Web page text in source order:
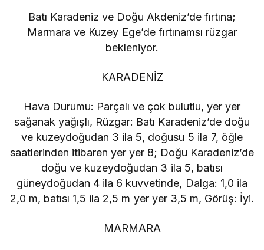
Batı Karadeniz ve Doğu Akdeniz’de fırtına;
Marmara ve Kuzey Ege’de fırtınamsı rüzgar
bekleniyor.
KARADENİZ
Hava Durumu: Parçalı ve çok bulutlu, yer yer
sağanak yağışlı, Rüzgar: Batı Karadeniz’de doğu
ve kuzeydoğudan 3 ila 5, doğusu 5 ila 7, öğle
saatlerinden itibaren yer yer 8; Doğu Karadeniz’de
doğu ve kuzeydoğudan 3 ila 5, batısı
güneydoğudan 4 ila 6 kuvvetinde, Dalga: 1,0 ila
2,0 m, batısı 1,5 ila 2,5 m yer yer 3,5 m, Görüş: İyi.
MARMARA